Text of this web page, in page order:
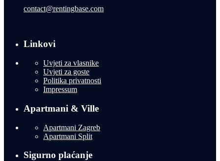
contact@rentingbase.com
Linkovi
Uvjeti za vlasnike
Uvjeti za goste
Politika privatnosti
Impressum
Apartmani & Ville
Apartmani Zagreb
Apartmani Split
Sigurno plaćanje